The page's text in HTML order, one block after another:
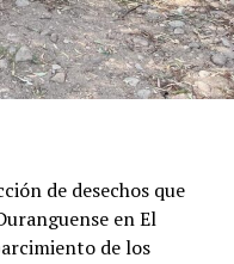
de desechos que
en El
de los